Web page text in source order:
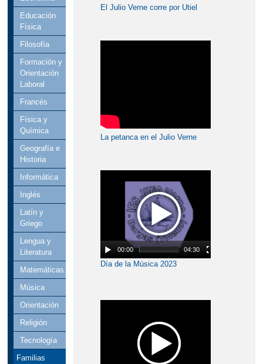
Educación
Física
Filosofía
Formación y
Orientación
Laboral
Francés
Física y
Química
Geografía e
Historia
Informática
Inglés
Latín y
Griego
Lengua y
Literatura
Matemáticas
Música
Orientación
Religión
Tecnología
Familias
El Julio Verne corre por Utiel
La petanca en el Julio Verne
00:00 04:30
Día de la Música 2023